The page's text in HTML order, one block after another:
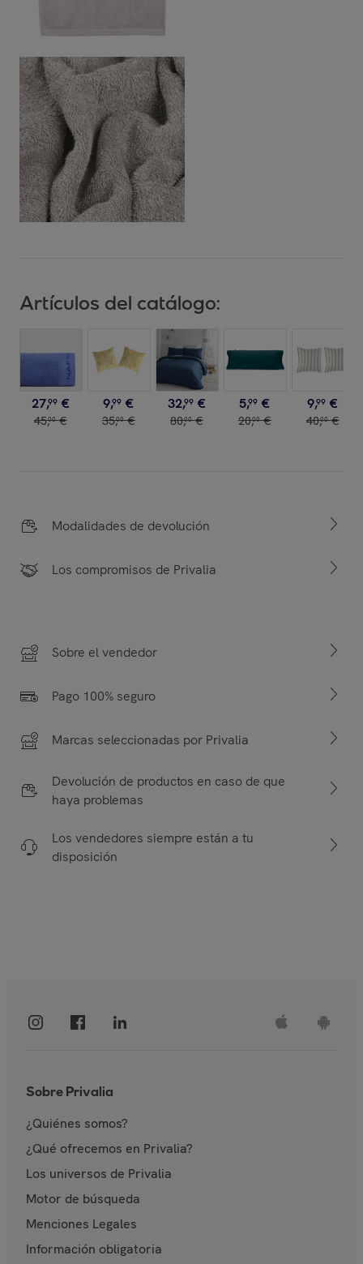
Artículos del catálogo:
27,99 €
45,00 €
9,99 €
35,00 €
32,99 €
80,00 €
5,99 €
20,00 €
9,99 €
40,00 €
Modalidades de devolución
Los compromisos de Privalia
Sobre el vendedor
Pago 100% seguro
Marcas seleccionadas por Privalia
Devolución de productos en caso de que
haya problemas
Los vendedores siempre están a tu
disposición
Sobre Privalia
¿Quiénes somos?
¿Qué ofrecemos en Privalia?
Los universos de Privalia
Motor de búsqueda
Menciones Legales
Información obligatoria